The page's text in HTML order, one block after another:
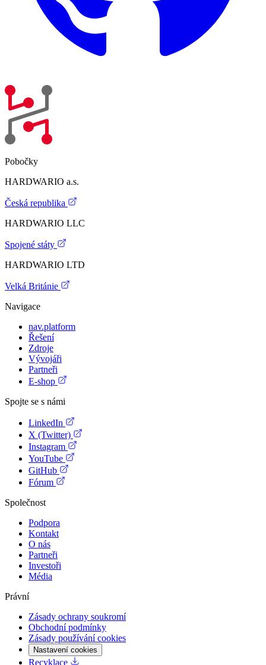
Pobočky
HARDWARIO a.s.
Česká republika
HARDWARIO LLC
Spojené státy
HARDWARIO LTD
Velká Británie
Navigace
nav.platform
Řešení
Zdroje
Vývojáři
Partneři
E-shop
Spojte se s námi
LinkedIn
X (Twitter)
Instagram
YouTube
GitHub
Fórum
Společnost
Podpora
Kontakt
O nás
Partneři
Investoři
Média
Právní
Zásady ochrany soukromí
Obchodní podmínky
Zásady používání cookies
Nastavení cookies
Recyklace